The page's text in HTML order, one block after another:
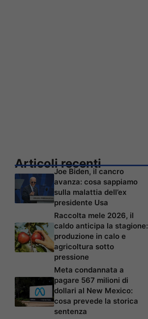
Articoli recenti
Joe Biden, il cancro
avanza: cosa sappiamo
sulla malattia dell’ex
presidente Usa
Raccolta mele 2026, il
caldo anticipa la stagione:
produzione in calo e
agricoltura sotto
pressione
Meta condannata a
pagare 567 milioni di
dollari al New Mexico:
cosa prevede la storica
sentenza